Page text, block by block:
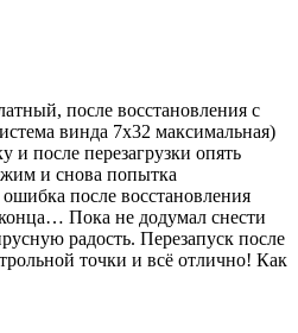
после восстановления с
винда 7х32 максимальная)
и после перезагрузки опять
и снова попытка
после восстановления
Пока не додумал снести
радость. Перезапуск после
точки и всё отлично! Как